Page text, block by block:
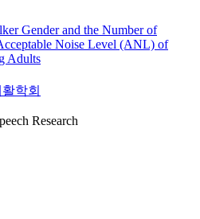
Gender and the Number of
Noise Level (ANL) of
Adults
학회
Research